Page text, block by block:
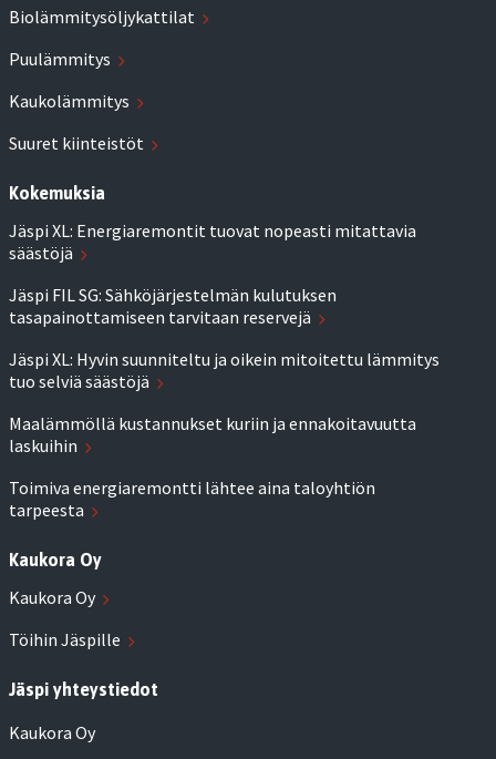
Biolämmitysöljykattilat
Puulämmitys
Kaukolämmitys
Suuret kiinteistöt
Kokemuksia
Jäspi XL: Energiaremontit tuovat nopeasti mitattavia
säästöjä
Jäspi FIL SG: Sähköjärjestelmän kulutuksen
tasapainottamiseen tarvitaan reservejä
Jäspi XL: Hyvin suunniteltu ja oikein mitoitettu lämmitys
tuo selviä säästöjä
Maalämmöllä kustannukset kuriin ja ennakoitavuutta
laskuihin
Toimiva energiaremontti lähtee aina taloyhtiön
tarpeesta
Kaukora Oy
Kaukora Oy
Töihin Jäspille
Jäspi yhteystiedot
Kaukora Oy